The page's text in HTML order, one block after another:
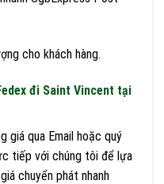
cho khách hàng.
đi Saint Vincent tại
giá qua Email hoặc quý
tiếp với chúng tôi để lựa
chuyển phát nhanh